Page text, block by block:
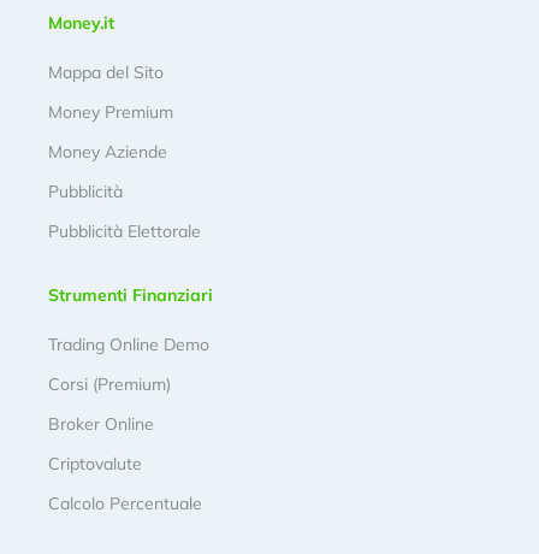
Money.it
Mappa del Sito
Money Premium
Money Aziende
Pubblicità
Pubblicità Elettorale
Strumenti Finanziari
Trading Online Demo
Corsi (Premium)
Broker Online
Criptovalute
Calcolo Percentuale